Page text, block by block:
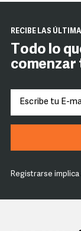
RECIBE LAS
Todo lo
comenzar
Registrarse